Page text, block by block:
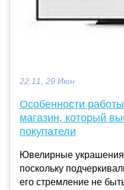
22:11, 29 Июн
Особенности
магазин, который
покупатели
Ювелирные
поскольку
его стремление не